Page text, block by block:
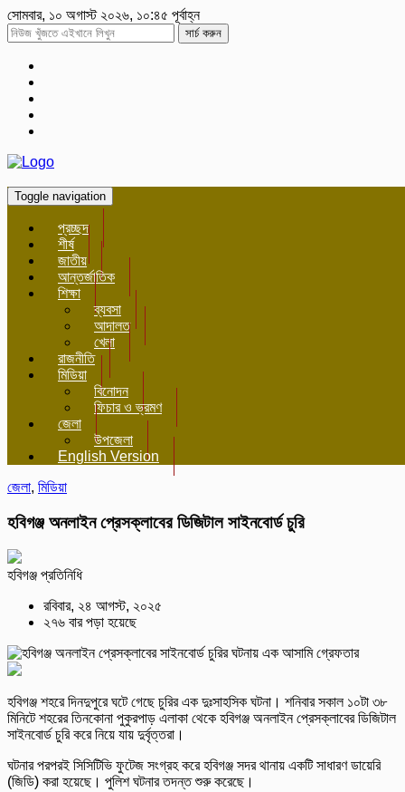
সোমবার, ১০ অগাস্ট ২০২৬, ১০:৪৫ পূর্বাহ্ন
সার্চ করুন
Toggle navigation
প্রচ্ছদ
শীর্ষ
জাতীয়
আন্তর্জাতিক
শিক্ষা
ব্যবসা
আদালত
খেলা
রাজনীতি
মিডিয়া
বিনোদন
ফিচার ও ভ্রমণ
জেলা
উপজেলা
English Version
জেলা, মিডিয়া
হবিগঞ্জ অনলাইন প্রেসক্লাবের ডিজিটাল সাইনবোর্ড চুরি
হবিগঞ্জ প্রতিনিধি
রবিবার, ২৪ আগস্ট, ২০২৫
২৭৬ বার পড়া হয়েছে
হবিগঞ্জ শহরে দিনদুপুরে ঘটে গেছে চুরির এক দুঃসাহসিক ঘটনা। শনিবার সকাল ১০টা ৩৮
মিনিটে শহরের তিনকোনা পুকুরপাড় এলাকা থেকে হবিগঞ্জ অনলাইন প্রেসক্লাবের ডিজিটাল
সাইনবোর্ড চুরি করে নিয়ে যায় দুর্বৃত্তরা।
ঘটনার পরপরই সিসিটিভি ফুটেজ সংগ্রহ করে হবিগঞ্জ সদর থানায় একটি সাধারণ ডায়েরি
(জিডি) করা হয়েছে। পুলিশ ঘটনার তদন্ত শুরু করেছে।